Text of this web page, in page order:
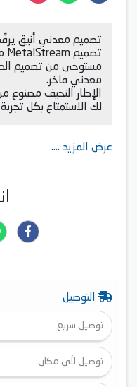
تصميم معدني أنيق
تصميم MetalStream متقن وأنيق
مستوحى من تصميم
معدني فاخر.
الإطار النحيف مصنوع
لك الاستمتاع بكل
عرض المزيد ....
التوصيل
توصيل سريع
توصيل لأي مكان